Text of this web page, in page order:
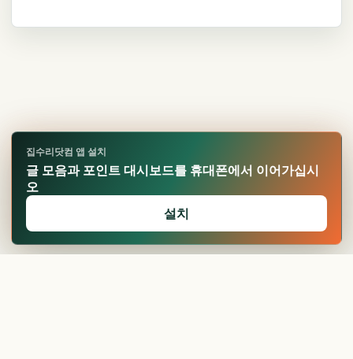
집수리닷컴 앱 설치
글 모음과 포인트 대시보드를 휴대폰에서 이어가십시
오
설치